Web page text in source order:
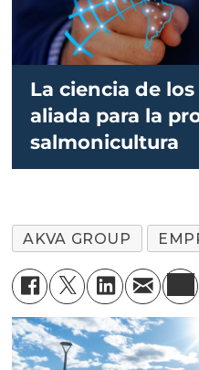
La ciencia de
aliada para la
salmonicultura
AKVA GROUP